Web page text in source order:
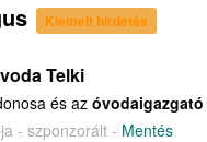
Kiemelt hirdetés
Telki
és az óvodaigazgató
- szponzorált - Mentés